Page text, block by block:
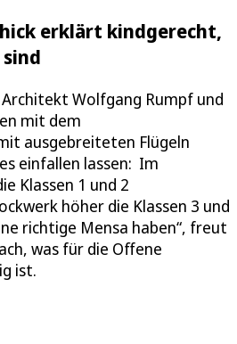
erklärt kindgerecht,
Architekt Wolfgang Rumpf und
mit dem
ausgebreiteten Flügeln
einfallen lassen: Im
Klassen 1 und 2
höher die Klassen 3 und
richtige Mensa haben“, freut
was für die Offene
ist.